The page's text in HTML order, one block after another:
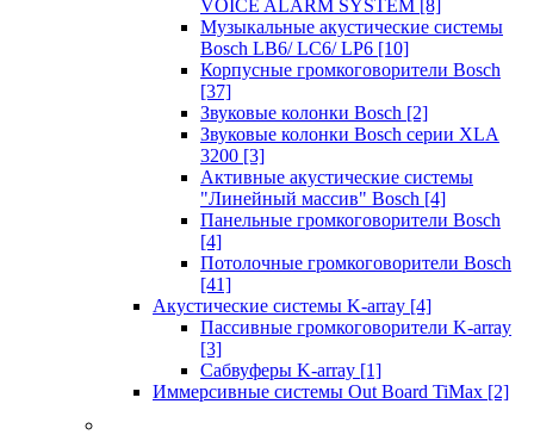
VOICE ALARM SYSTEM [8]
Музыкальные акустические системы
Bosch LB6/ LC6/ LP6 [10]
Корпусные громкоговорители Bosch
[37]
Звуковые колонки Bosch [2]
Звуковые колонки Bosch серии XLA
3200 [3]
Активные акустические системы
"Линейный массив" Bosch [4]
Панельные громкоговорители Bosch
[4]
Потолочные громкоговорители Bosch
[41]
Акустические системы K-array [4]
Пассивные громкоговорители K-array
[3]
Сабвуферы K-array [1]
Иммерсивные системы Out Board TiMax [2]